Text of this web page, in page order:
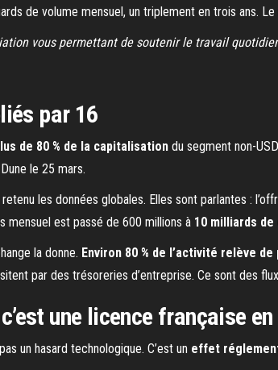
de volume mensuel, un triplement en trois ans.
vous permettant de soutenir le travail
par 16
de 80 % de la capitalisation du segment non-
le 25 mars.
les données globales. Elles sont parlantes :
mensuel est passé de 600 millions à 10 milliards de
la donne. Environ 80 % de l’activité relève
par des trésoreries d’entreprise. Ce sont des
une licence française
un hasard technologique. C’est un effet